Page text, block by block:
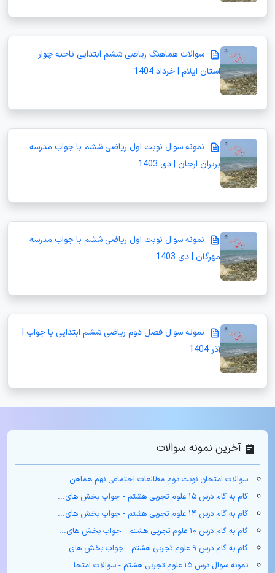
سوالات هماهنگ ریاضی ششم ابتدایی ناحیه چوار
استان ایلام | خرداد 1404
نمونه سوال نوبت اول ریاضی ششم با جواب مدرسه
برتران ارجان | دی 1403
نمونه سوال نوبت اول ریاضی ششم با جواب مدرسه
مهرگان | دی 1403
نمونه سوال فصل دوم ریاضی ششم ابتدایی با جواب |
آذر 1404
آخرین نمونه سوالات
سوالات امتحان نوبت دوم مطالعات اجتماعی نهم هماهن...
گام به گام درس ۱۵ علوم تجربی هشتم - جواب بخش های...
گام به گام درس ۱۴ علوم تجربی هشتم - جواب بخش های...
گام به گام درس ۱۰ علوم تجربی هشتم - جواب بخش های...
گام به گام درس ۹ علوم تجربی هشتم - جواب بخش های ...
نمونه سوال درس ۱۵ علوم تجربی هشتم - سوالات امتحا...